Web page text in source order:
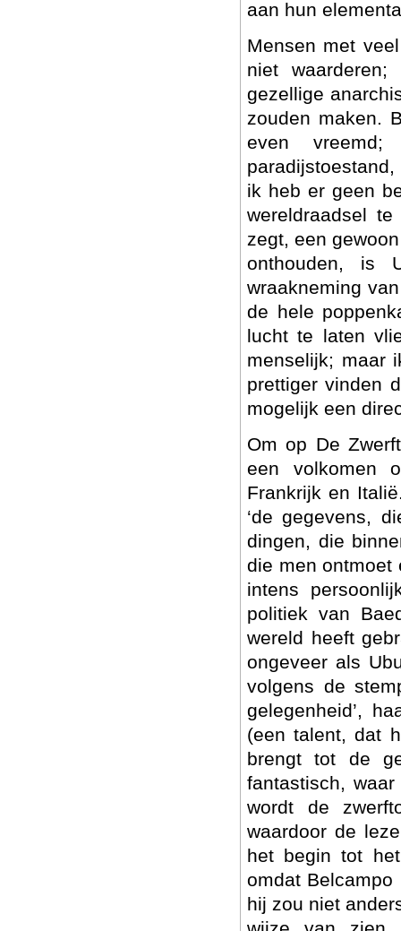
aan hun
Mensen met
niet
gezellige
zouden maken.
even
ik heb er geen
wereldraadsel
zegt, een
onthouden, is
wraakneming
de hele
lucht te laten
menselijk; maar
prettiger vinden
mogelijk een
Om op De
een volkomen
Frankrijk en
‘de gegevens,
dingen, die
die men ontmoet
intens
politiek van
wereld heeft
ongeveer als
volgens de
gelegenheid’,
(een talent, dat
brengt tot de
fantastisch,
wordt de
waardoor de
het begin tot
omdat Belcampo
hij zou niet